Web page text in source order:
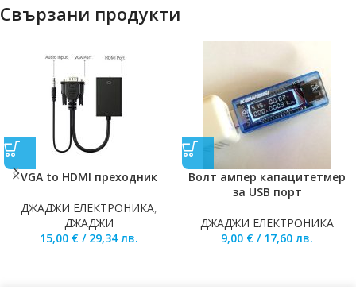
Свързани продукти
VGA to HDMI преходник
ДЖАДЖИ ЕЛЕКТРОНИКА,
ДЖАДЖИ
15,00 € / 29,34 лв.
Волт ампер капацитетмер
за USB порт
ДЖАДЖИ ЕЛЕКТРОНИКА
9,00 € / 17,60 лв.